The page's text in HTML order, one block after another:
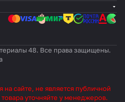
48. Все права защищены.
сайте, не является публичной
уточняйте у менеджеров.